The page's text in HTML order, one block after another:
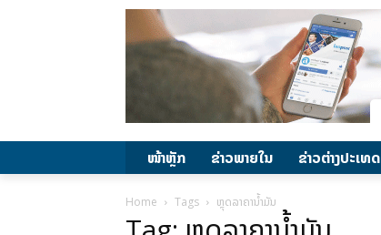
ໜ້າຫຼັກ ຂ່າວພາຍ​ໃນ ຂ່າວຕ່າງປະເທດ
Home Tags ຫຼຸດລາຄານໍ້າມັນ